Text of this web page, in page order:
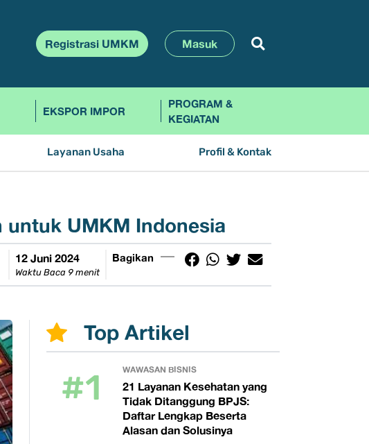
Registrasi UMKM Masuk
EKSPOR IMPOR
PROGRAM &
KEGIATAN
Layanan Usaha Profil & Kontak
untuk UMKM Indonesia
12 Juni 2024
Waktu Baca 9 menit
Bagikan
Top Artikel
#1 WAWASAN BISNIS
21 Layanan Kesehatan yang
Tidak Ditanggung BPJS:
Daftar Lengkap Beserta
Alasan dan Solusinya